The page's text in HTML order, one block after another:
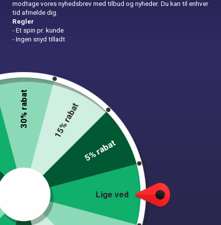
39,00 kr.
Out of stock
Mål: 90 x 180 cm.
Materiale: Polyester
Farve: Brun
Forskøn dit festbord med vores elegante og charmerende brune
bordløber. Denne smukt designede bordløber er en ideel måde at tilføre
et strejf af farve og raffinement til din borddækning. Perfekt til bryllupper,
baby showers, fødselsdagsfester, te-selskaber eller enhver begivenhed,
hvor du ønsker at skabe en varm og indbydende atmosfære.
modtage vores nyhedsbrev med tilbud og nyheder. Du kan til enhver
tid afmelde dig.
Regler
- Et spin pr. kunde
- Ingen snyd tilladt
Lige ved
30% rabat 15% rabat
5% rabat